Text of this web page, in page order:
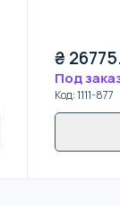
₴
Под
Код:1111-877